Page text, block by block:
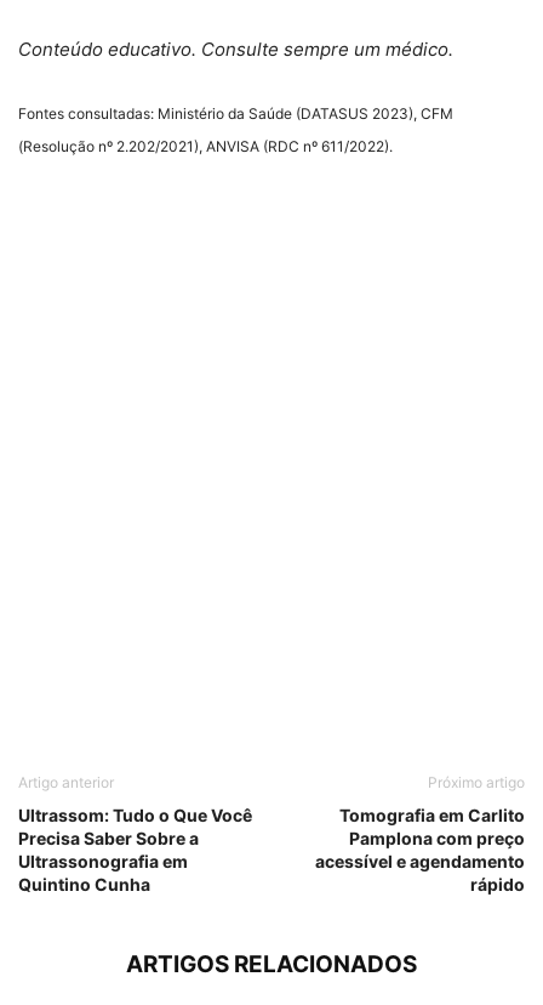
Conteúdo educativo. Consulte sempre um médico.
Fontes consultadas: Ministério da Saúde (DATASUS 2023), CFM
(Resolução nº 2.202/2021), ANVISA (RDC nº 611/2022).
Artigo anterior
Ultrassom: Tudo o Que Você
Precisa Saber Sobre a
Ultrassonografia em
Quintino Cunha
Próximo artigo
Tomografia em Carlito
Pamplona com preço
acessível e agendamento
rápido
ARTIGOS RELACIONADOS